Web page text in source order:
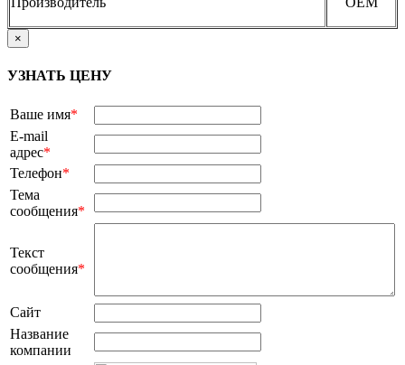
×
УЗНАТЬ ЦЕНУ
Ваше имя*
E-mail
адрес*
Телефон*
Тема
сообщения*
Текст
сообщения*
Сайт
Название
компании